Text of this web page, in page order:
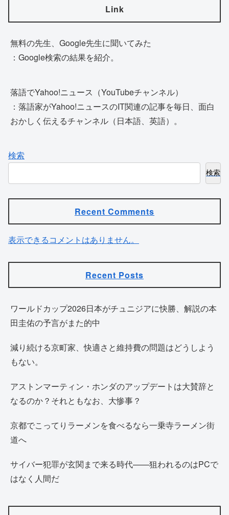
Link
無料の先生、Google先生に聞いてみた
：Google検索の結果を紹介。
落語でYahoo!ニュース（YouTubeチャンネル）
：落語家がYahoo!ニュースのIT関連の記事を毎日、面白
おかしく伝えるチャンネル（日本語、英語）。
検索
検索
Recent Comments
表示できるコメントはありません。
Recent Posts
ワールドカップ2026日本がチュニジアに快勝、解説の本
田圭佑の予言がまた的中
減り続ける京町家、快適さと維持費の問題はどうしよう
もない。
アストンマーティン・ホンダのアップデートは大賛辞と
なるのか？それともなお、大惨事？
京都でこってりラーメンを食べるなら一乗寺ラーメン街
道へ
サイバー犯罪が玄関まで来る時代——狙われるのはPCで
はなく人間だ